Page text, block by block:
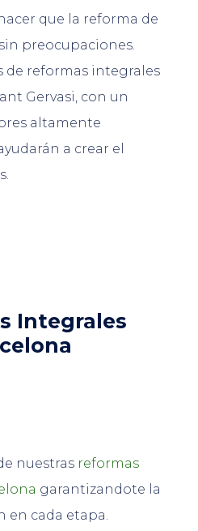
que la reforma de
preocupaciones.
de reformas integrales
Gervasi, con un
altamente
a crear el
Integrales
nuestras reformas
garantizandote la
en cada etapa.